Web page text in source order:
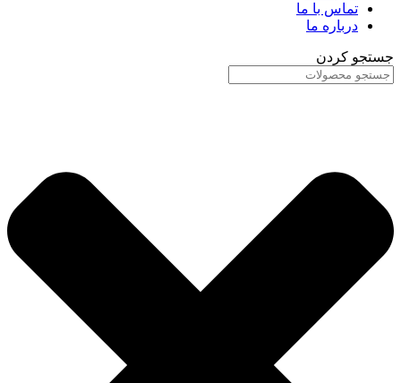
تماس با ما
درباره ما
جستجو کردن